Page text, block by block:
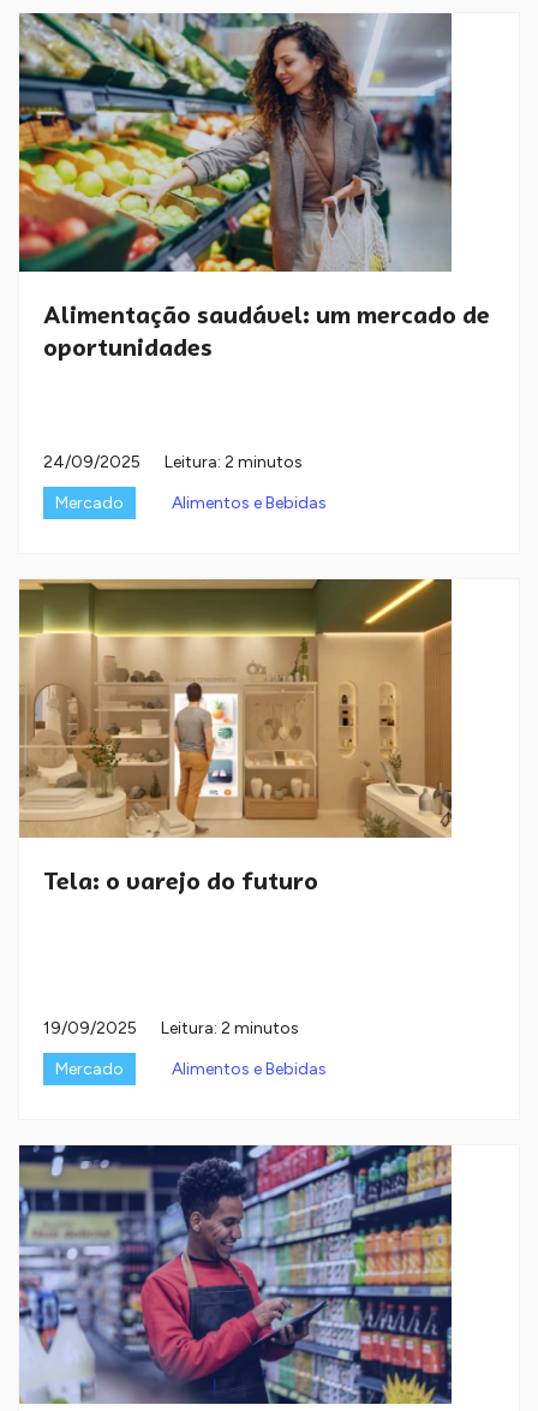
Alimentação saudável: um mercado de
oportunidades
24/09/2025
Leitura: 2 minutos
Mercado
Alimentos e Bebidas
Tela: o varejo do futuro
19/09/2025
Leitura: 2 minutos
Mercado
Alimentos e Bebidas